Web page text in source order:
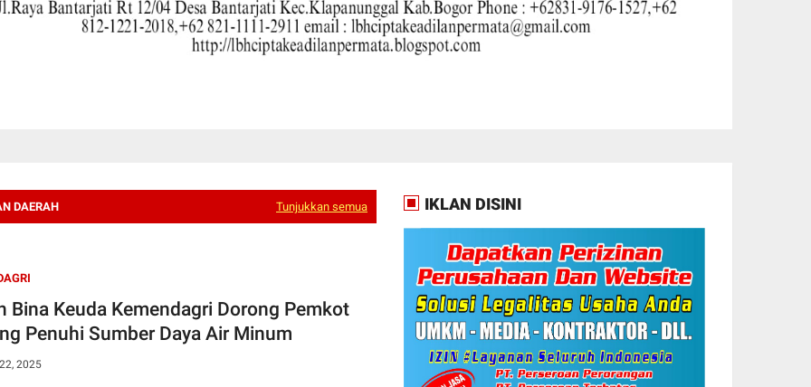
DAERAH Tunjukkan semua
Bina Keuda Kemendagri Dorong Pemkot
Penuhi Sumber Daya Air Minum
2025
IKLAN DISINI